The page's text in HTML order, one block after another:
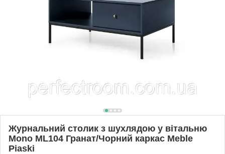
Журнальний столик з шухлядою у вітальню
Mono ML104 Гранат/Чорний каркас Meble
Piaski